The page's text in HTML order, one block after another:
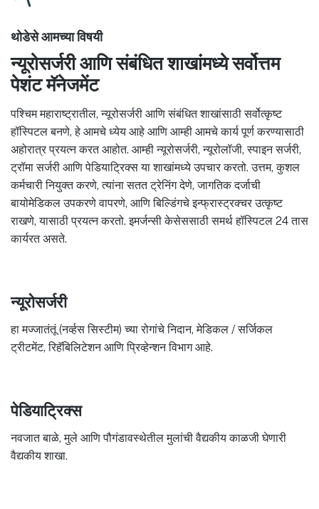
थोडेसे आमच्या विषयी
न्यूरोसर्जरी आणि संबंधित शाखांमध्ये सर्वोत्तम
पेशंट मॅनेजमेंट
पश्चिम महाराष्ट्रातील, न्यूरोसर्जरी आणि संबंधित शाखांसाठी सर्वोत्कृष्ट
हॉस्पिटल बनणे, हे आमचे ध्येय आहे आणि आम्ही आमचे कार्य पूर्ण करण्यासाठी
अहोरात्र प्रयत्न करत आहोत. आम्ही न्यूरोसर्जरी, न्यूरोलॉजी, स्पाइन सर्जरी,
ट्रॉमा सर्जरी आणि पेडियाट्रिक्स या शाखांमध्ये उपचार करतो. उत्तम, कुशल
कर्मचारी नियुक्त करणे, त्यांना सतत ट्रेनिंग देणे, जागतिक दर्जाची
बायोमेडिकल उपकरणे वापरणे, आणि बिल्डिंगचे इन्फ्रास्ट्रक्चर उत्कृष्ट
राखणे, यासाठी प्रयत्न करतो. इमर्जन्सी केसेससाठी समर्थ हॉस्पिटल 24 तास
कार्यरत असते.
न्यूरोसर्जरी
हा मज्जातंतूं (नर्व्हस सिस्टीम) च्या रोगांचे निदान, मेडिकल / सर्जिकल
ट्रीटमेंट, रिहॅबिलिटेशन आणि प्रिव्हेन्शन विभाग आहे.
पेडियाट्रिक्स
नवजात बाळे, मुले आणि पौगंडावस्थेतील मुलांची वैद्यकीय काळजी घेणारी
वैद्यकीय शाखा.